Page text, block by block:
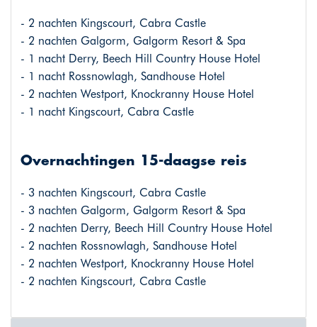
- 2 nachten Kingscourt, Cabra Castle
- 2 nachten Galgorm, Galgorm Resort & Spa
- 1 nacht Derry, Beech Hill Country House Hotel
- 1 nacht Rossnowlagh, Sandhouse Hotel
- 2 nachten Westport, Knockranny House Hotel
- 1 nacht Kingscourt, Cabra Castle
Overnachtingen 15-daagse reis
- 3 nachten Kingscourt, Cabra Castle
- 3 nachten Galgorm, Galgorm Resort & Spa
- 2 nachten Derry, Beech Hill Country House Hotel
- 2 nachten Rossnowlagh, Sandhouse Hotel
- 2 nachten Westport, Knockranny House Hotel
- 2 nachten Kingscourt, Cabra Castle